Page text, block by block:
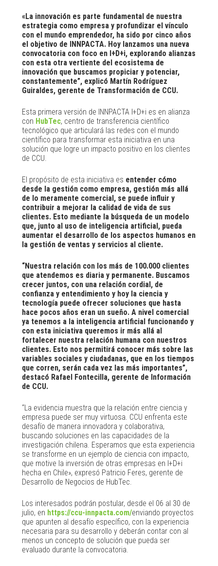
«La innovación es parte fundamental de nuestra
estrategia como empresa y profundizar el vínculo
con el mundo emprendedor, ha sido por cinco años
el objetivo de INNPACTA. Hoy lanzamos una nueva
convocatoria con foco en I+D+i, explorando alianzas
con esta otra vertiente del ecosistema de
innovación que buscamos propiciar y potenciar,
constantemente”, explicó Martín Rodríguez
Guiraldes, gerente de Transformación de CCU.
Esta primera versión de INNPACTA I+D+i es en alianza
con HubTec, centro de transferencia científico
tecnológico que articulará las redes con el mundo
científico para transformar esta iniciativa en una
solución que logre un impacto positivo en los clientes
de CCU.
El propósito de esta iniciativa es entender cómo
desde la gestión como empresa, gestión más allá
de lo meramente comercial, se puede influir y
contribuir a mejorar la calidad de vida de sus
clientes. Esto mediante la búsqueda de un modelo
que, junto al uso de inteligencia artificial, pueda
aumentar el desarrollo de los aspectos humanos en
la gestión de ventas y servicios al cliente.
“Nuestra relación con los más de 100.000 clientes
que atendemos es diaria y permanente. Buscamos
crecer juntos, con una relación cordial, de
confianza y entendimiento y hoy la ciencia y
tecnología puede ofrecer soluciones que hasta
hace pocos años eran un sueño. A nivel comercial
ya tenemos a la inteligencia artificial funcionando y
con esta iniciativa queremos ir más allá al
fortalecer nuestra relación humana con nuestros
clientes. Esto nos permitirá conocer más sobre las
variables sociales y ciudadanas, que en los tiempos
que corren, serán cada vez las más importantes”,
destacó Rafael Fontecilla, gerente de Información
de CCU.
“La evidencia muestra que la relación entre ciencia y
empresa puede ser muy virtuosa. CCU enfrenta este
desafío de manera innovadora y colaborativa,
buscando soluciones en las capacidades de la
investigación chilena. Esperamos que esta experiencia
se transforme en un ejemplo de ciencia con impacto,
que motive la inversión de otras empresas en I+D+i
hecha en Chile», expresó Patricio Feres, gerente de
Desarrollo de Negocios de HubTec.
Los interesados podrán postular, desde el 06 al 30 de
julio, en https://ccu-innpacta.com/enviando proyectos
que apunten al desafío específico, con la experiencia
necesaria para su desarrollo y deberán contar con al
menos un concepto de solución que pueda ser
evaluado durante la convocatoria.